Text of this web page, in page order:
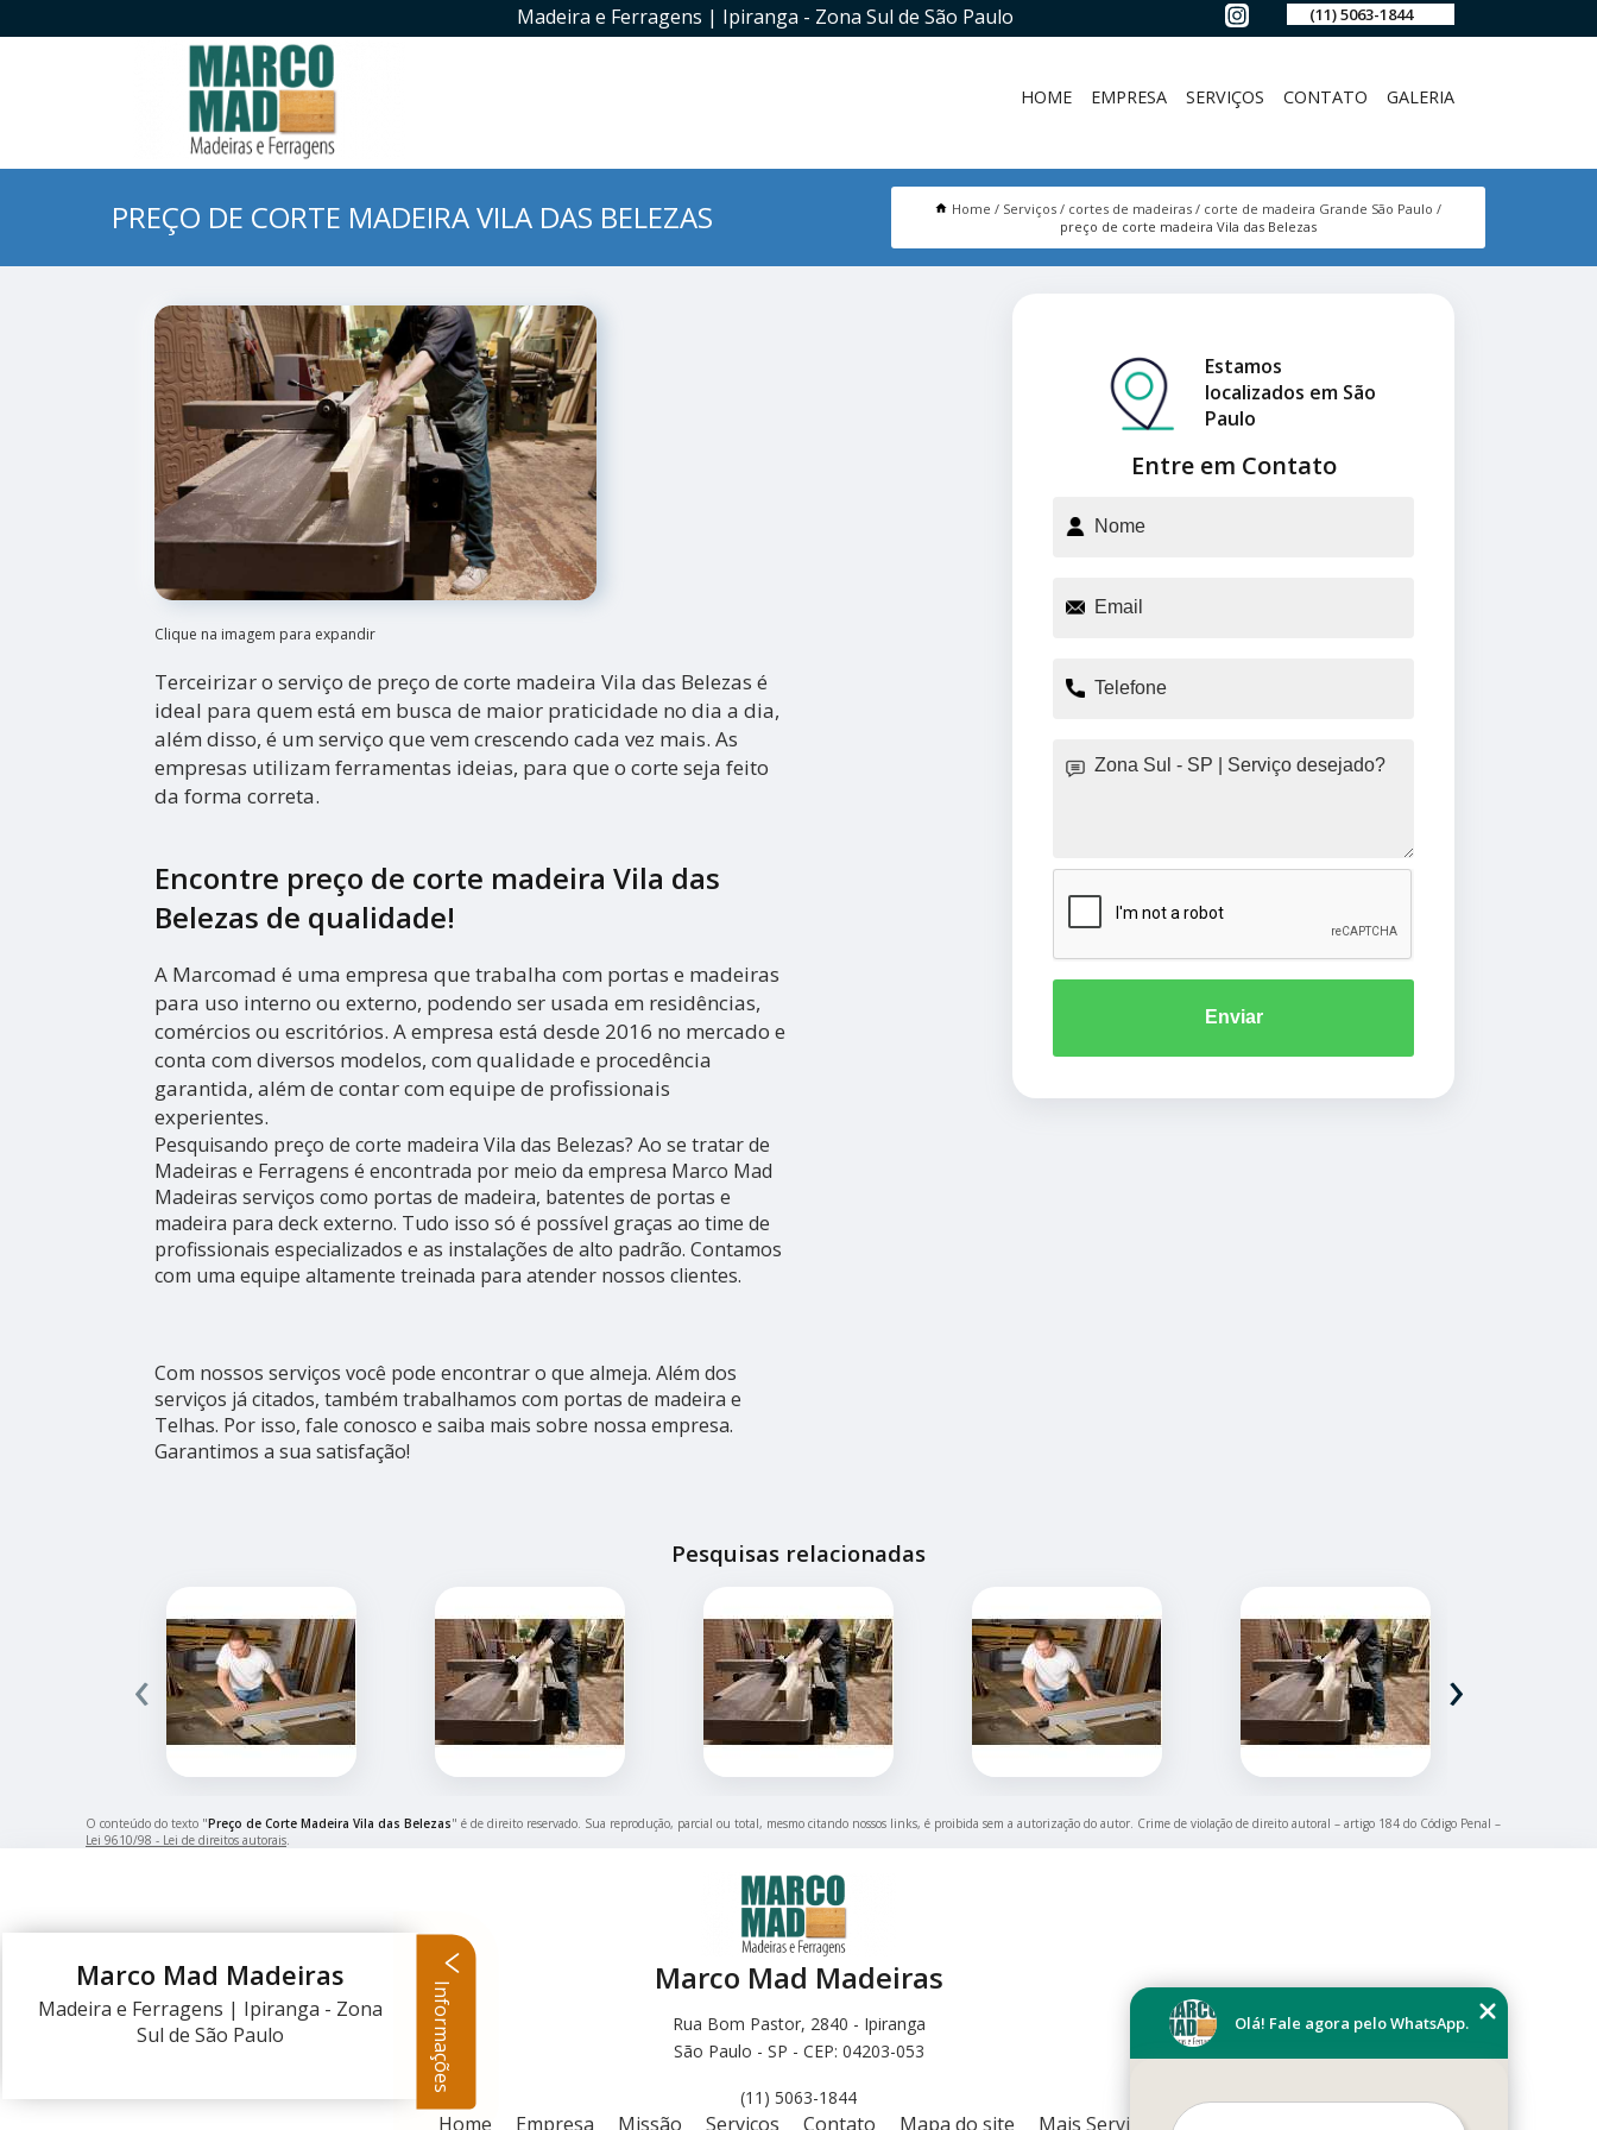
Madeira e Ferragens | Ipiranga - Zona Sul de São Paulo (11) 5063-1844
HOME EMPRESA SERVIÇOS CONTATO GALERIA
PREÇO DE CORTE MADEIRA VILA DAS BELEZAS Home Serviços cortes de madeiras
corte de madeira Grande São Paulo
preço de corte madeira Vila das Belezas
Clique na imagem para expandir
Terceirizar o serviço de preço de corte madeira Vila das Belezas é
ideal para quem está em busca de maior praticidade no dia a dia,
além disso, é um serviço que vem crescendo cada vez mais. As
empresas utilizam ferramentas ideias, para que o corte seja feito
da forma correta.
Encontre preço de corte madeira Vila das
Belezas de qualidade!
A Marcomad é uma empresa que trabalha com portas e madeiras
para uso interno ou externo, podendo ser usada em residências,
comércios ou escritórios. A empresa está desde 2016 no mercado e
conta com diversos modelos, com qualidade e procedência
garantida, além de contar com equipe de profissionais
experientes.
Pesquisando preço de corte madeira Vila das Belezas? Ao se tratar de
Madeiras e Ferragens é encontrada por meio da empresa Marco Mad
Madeiras serviços como portas de madeira, batentes de portas e
madeira para deck externo. Tudo isso só é possível graças ao time de
profissionais especializados e as instalações de alto padrão. Contamos
com uma equipe altamente treinada para atender nossos clientes.
Com nossos serviços você pode encontrar o que almeja. Além dos
serviços já citados, também trabalhamos com portas de madeira e
Telhas. Por isso, fale conosco e saiba mais sobre nossa empresa.
Garantimos a sua satisfação!
Entre em Contato
Estamos
localizados em São
Paulo
Enviar
Pesquisas relacionadas
‹ ›
O conteúdo do texto "Preço de Corte Madeira Vila das Belezas" é de direito reservado. Sua reprodução, parcial ou total, mesmo citando nossos links, é proibida sem a autorização do autor. Crime de violação de direito autoral – artigo 184 do Código Penal –
Lei 9610/98 - Lei de direitos autorais
Marco Mad Madeiras
Rua Bom Pastor, 2840 - Ipiranga
São Paulo - SP - CEP: 04203-053
(11) 5063-1844
Home Empresa Missão Serviços Contato Mapa do site Mais Serviços
Olá! Fale agora pelo WhatsApp.
Marco Mad Madeiras
Madeira e Ferragens | Ipiranga - Zona
Sul de São Paulo
Informações